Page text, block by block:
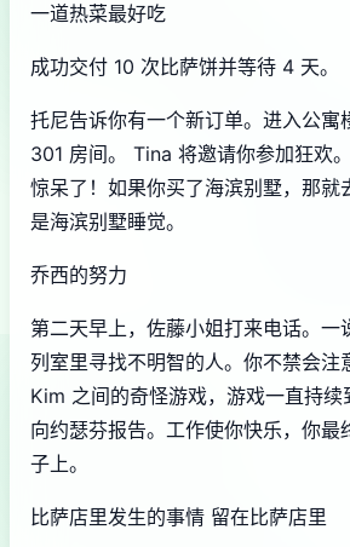
一道热菜最好吃
成功交付 10 次比萨饼并等待 4 天。
托尼告诉你有一个新订单。进入公寓
301 房间。 Tina 将邀请你参加狂欢
惊呆了！如果你买了海滨别墅，那就
是海滨别墅睡觉。
乔西的努力
第二天早上，佐藤小姐打来电话。一
列室里寻找不明智的人。你不禁会注
Kim 之间的奇怪游戏，游戏一直持续
向约瑟芬报告。工作使你快乐，你最
子上。
比萨店里发生的事情 留在比萨店里